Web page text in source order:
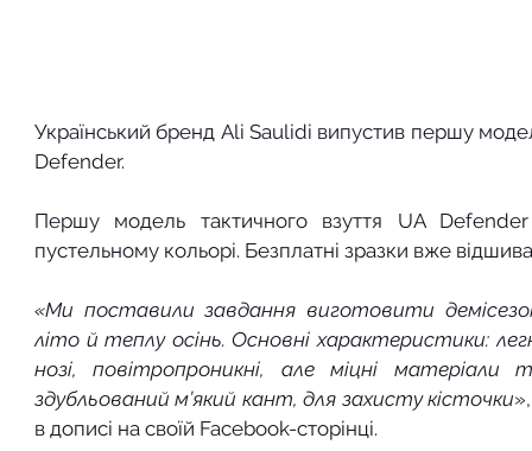
Український бренд Ali Saulidi випустив першу
Defender.
Першу модель тактичного взуття UA
пустельному кольорі. Безплатні зразки вже
«Ми поставили завдання виготовити
літо й теплу осінь. Основні характеристики:
нозі, повітропроникні, але міцні матеріали
здубльований м’який кант, для захисту кісточки
в дописі на своїй Facebook-сторінці.